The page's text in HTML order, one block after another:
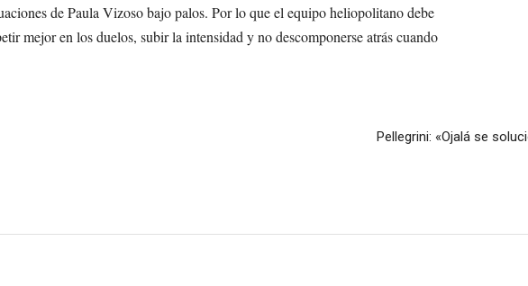
de Paula Vizoso bajo palos. Por lo que el equipo heliopolitano debe
mejor en los duelos, subir la intensidad y no descomponerse atrás cuando
Pellegrini: «Ojalá se